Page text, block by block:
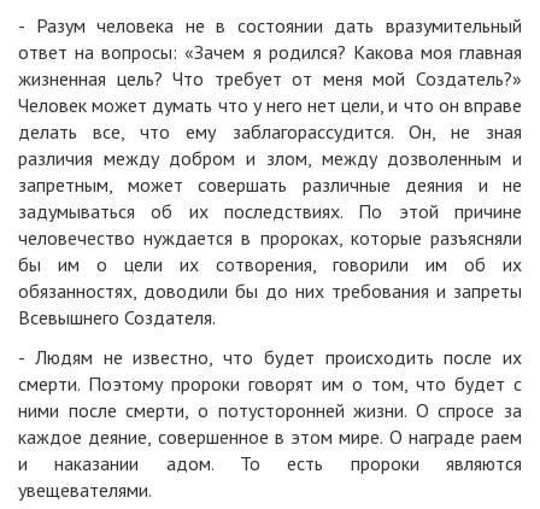
- Разум человека не в состоянии дать вразумительный
ответ на вопросы: «Зачем я родился? Какова моя главная
жизненная цель? Что требует от меня мой Создатель?»
Человек может думать что у него нет цели, и что он вправе
делать все, что ему заблагорассудится. Он, не зная
различия между добром и злом, между дозволенным и
запретным, может совершать различные деяния и не
задумываться об их последствиях. По этой причине
человечество нуждается в пророках, которые разъясняли
бы им о цели их сотворения, говорили им об их
обязанностях, доводили бы до них требования и запреты
Всевышнего Создателя.
- Людям не известно, что будет происходить после их
смерти. Поэтому пророки говорят им о том, что будет с
ними после смерти, о потусторонней жизни. О спросе за
каждое деяние, совершенное в этом мире. О награде раем
и наказании адом. То есть пророки являются
увещевателями.